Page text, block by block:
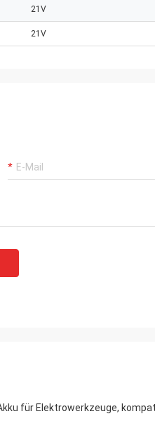
21V
21V
für Elektrowerkzeuge,